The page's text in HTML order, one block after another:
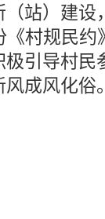
站）建设
村规民约
引导村民
风成风化